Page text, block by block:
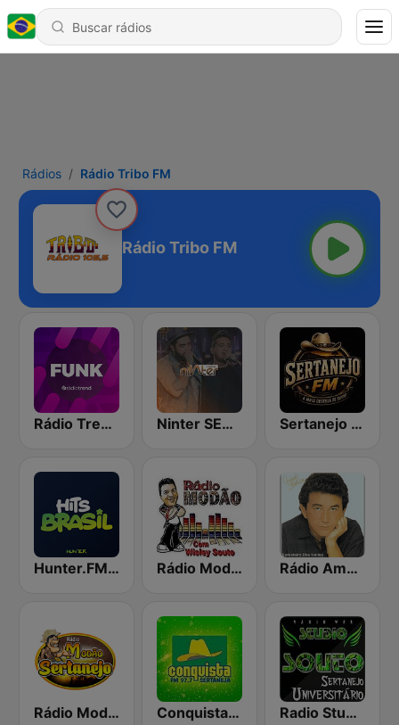
Rádios Rádio Tribo FM
Rádio Tribo FM
Rádio Trend - Funk Ninter SERTANEJO Sertanejo FM
Hunter.FM - Hits Brasil Rádio Modão Rádio Amado Batista
Rádio Modão Sertanejo Conquista FM Radio Studio Souto - Sertanejo Universitario